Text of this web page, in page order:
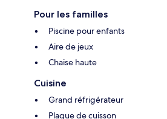
Pour les familles
Piscine pour enfants
Aire de jeux
Chaise haute
Cuisine
Grand réfrigérateur
Plaque de cuisson